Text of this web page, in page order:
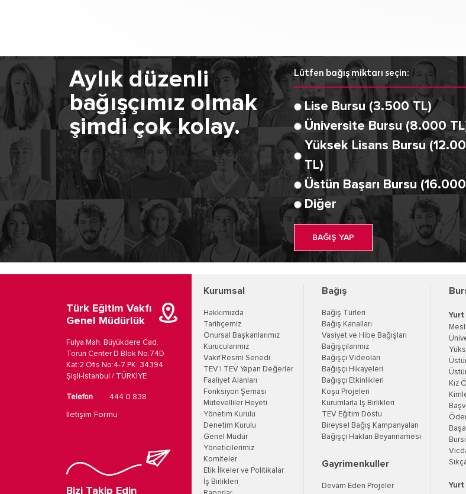
Aylık düzenli
bağışçımız olmak
şimdi çok kolay.
Lütfen bağış miktarı seçin:
Lise Bursu (3.500 TL)
Üniversite Bursu (8.000
Yüksek Lisans Bursu
TL)
Üstün Başarı Bursu
Diğer
BAĞIŞ YAP
Türk Eğitim Vakfı
Genel Müdürlük
Fulya Mah. Büyükdere Cad.
Torun Center D Blok No:74D
Kat:2 Ofis No:4-7 PK: 34394
Şişli-İstanbul / TÜRKİYE
Telefon 444 0 838
İletişim Formu
Bizi Takip Edin
Kurumsal
Hakkımızda
Tarihçemiz
Onursal Başkanlarımız
Kurucularımız
Vakıf Resmi Senedi
TEV'i TEV Yapan Değerler
Faaliyet Alanları
Fonksiyon Şeması
Mütevelliler Heyeti
Yönetim Kurulu
Denetim Kurulu
Genel Müdür
Yöneticilerimiz
Komiteler
Etik İlkeler ve Politikalar
İş Birlikleri
Bağış
Bağış Türleri
Bağış Kanalları
Vasiyet ve Hibe Bağışları
Bağışçılarımız
Bağışçı Videoları
Bağışçı Hikayeleri
Bağışçı Etkinlikleri
Koşu Projeleri
Kurumlarla İş Birlikleri
TEV Eğitim Dostu
Bireysel Bağış Kampanyaları
Bağışçı Hakları Beyannamesi
Gayrimenkuller
Devam Eden Projeler
Yurt
Kız
Yurt